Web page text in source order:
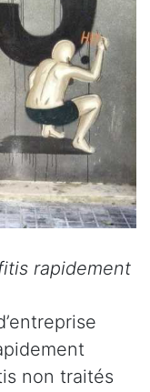
rapidement
non traités